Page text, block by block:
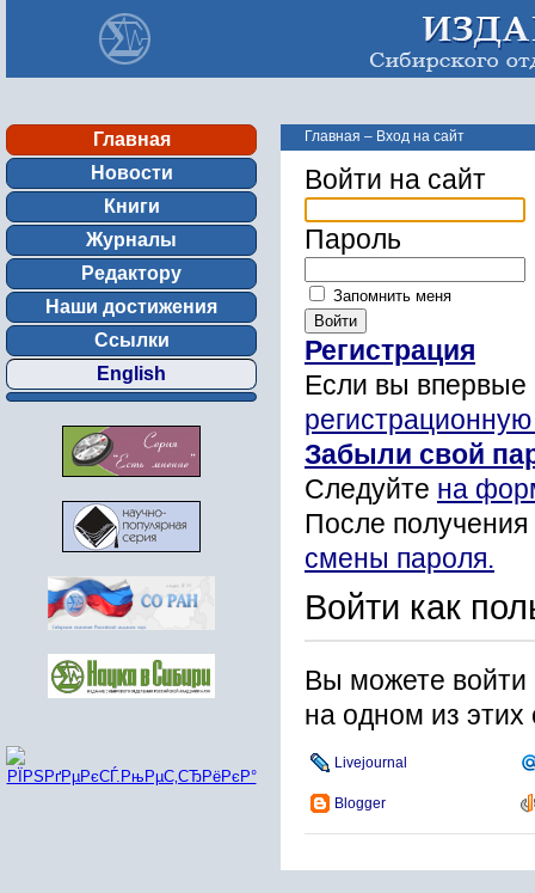
Главная
Новости
Книги
Журналы
Редактору
Наши достижения
Ссылки
English
Главная – Вход на сайт
Войти на сайт
Пароль
Запомнить меня
Регистрация
Если вы впервые
Забыли свой
Следуйте на
После
смены пароля.
Войти как
Вы можете войти
на одном из этих
Livejournal
Blogger